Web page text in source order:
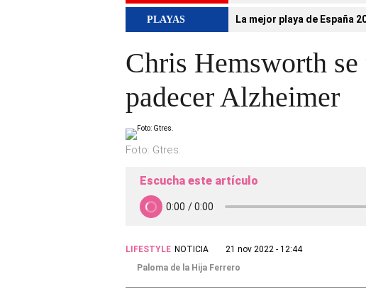
PLAYAS La mejor playa de España
Chris Hemsworth
padecer Alzheimer
Foto: Gtres.
Escucha este artículo
LIFESTYLE NOTICIA
21 nov 2022 - 12:44
Paloma de la Hija Ferrero